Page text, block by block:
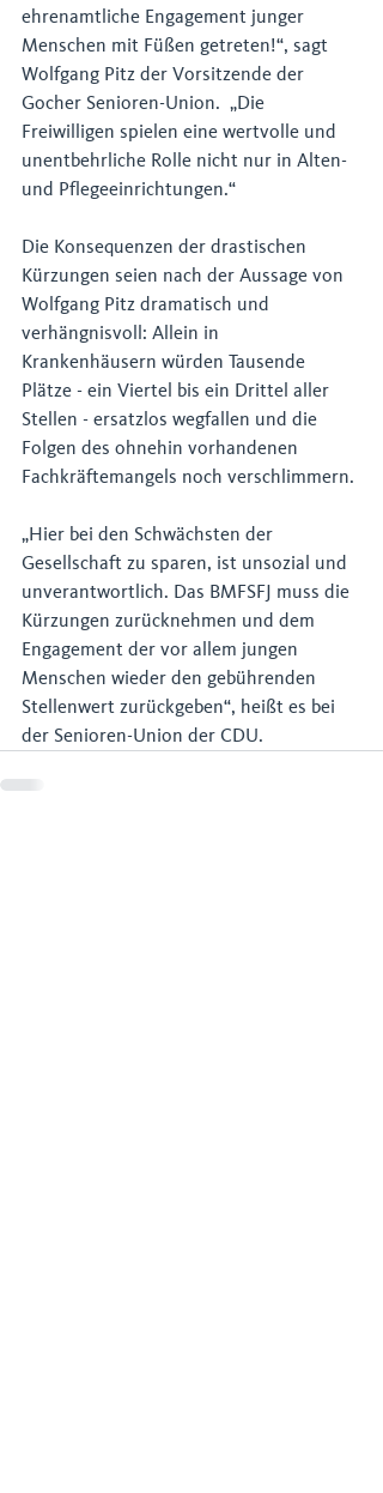
ehrenamtliche Engagement junger
Menschen mit Füßen getreten!“, sagt
Wolfgang Pitz der Vorsitzende der
Gocher Senioren-Union. „Die
Freiwilligen spielen eine wertvolle und
unentbehrliche Rolle nicht nur in Alten-
und Pflegeeinrichtungen.“
Die Konsequenzen der drastischen
Kürzungen seien nach der Aussage von
Wolfgang Pitz dramatisch und
verhängnisvoll: Allein in
Krankenhäusern würden Tausende
Plätze - ein Viertel bis ein Drittel aller
Stellen - ersatzlos wegfallen und die
Folgen des ohnehin vorhandenen
Fachkräftemangels noch verschlimmern.
„Hier bei den Schwächsten der
Gesellschaft zu sparen, ist unsozial und
unverantwortlich. Das BMFSFJ muss die
Kürzungen zurücknehmen und dem
Engagement der vor allem jungen
Menschen wieder den gebührenden
Stellenwert zurückgeben“, heißt es bei
der Senioren-Union der CDU.